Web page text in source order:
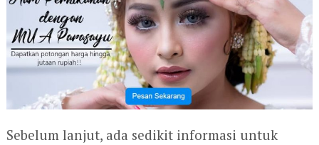
Sebelum lanjut, ada sedikit informasi untuk